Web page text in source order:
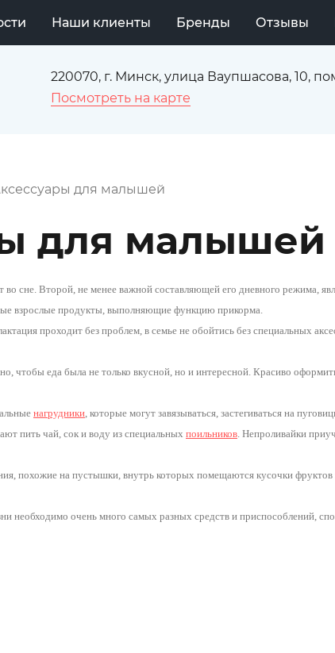
Наши клиенты Бренды Отзывы
220070, г. Минск, улица Ваупшасова, 10,
Посмотреть на карте
для малышей
для малышей
сне. Второй, не менее важной составляющей его дневного режима,
взрослые продукты, выполняющие функцию прикорма.
проходит без проблем, в семье не обойтись без специальных
чтобы еда была не только вкусной, но и интересной. Красиво
нагрудники , которые могут завязываться, застегиваться на
пить чай, сок и воду из специальных поильников . Непроливайки
похожие на пустышки, внутрь которых помещаются кусочки
необходимо очень много самых разных средств и приспособлений,